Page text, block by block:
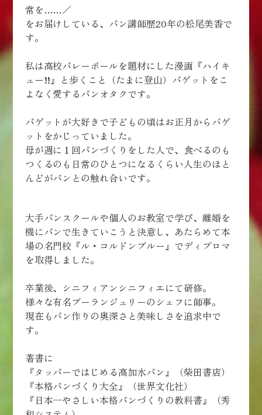
常を……／
をお届けしている、パン講師歴20年の松尾美香で
す。
私は高校バレーボールを題材にした漫画『ハイキ
ュー!!』と歩くこと（たまに登山）バゲットをこ
よなく愛するパンオタクです。
バゲットが大好きで子どもの頃はお正月からバゲ
ットをかじっていました。
母が週に１回パンづくりをした人で、食べるのも
つくるのも日常のひとつになるくらい人生のほと
んどがパンとの触れ合いです。
大手パンスクールや個人のお教室で学び、離婚を
機にパンで生きていこうと決意し、あたらめて本
場の名門校『ル・コルドンブルー』でディプロマ
を取得しました。
卒業後、シニフィアンシニフィエにて研修。
様々な有名ブーランジュリーのシェフに師事。
現在もパン作りの奥深さと美味しさを追求中で
す。
著書に
『タッパーではじめる高加水パン』（柴田書店）
『本格パンづくり大全』（世界文化社）
『日本一やさしい本格パンづくりの教科書』（秀